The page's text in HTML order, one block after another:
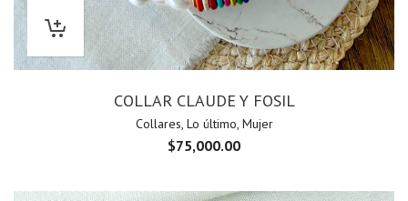
COLLAR CLAUDE Y FOSIL
Collares, Lo último, Mujer
$75,000.00